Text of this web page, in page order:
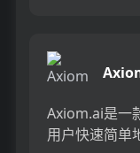
Axiom.ai是一
用户快速简单